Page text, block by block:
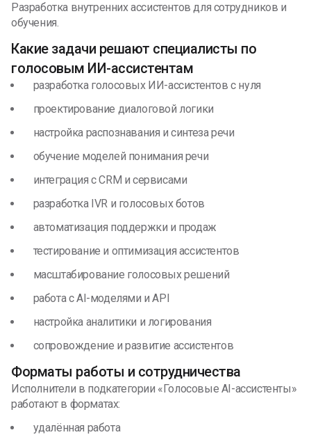
Разработка внутренних ассистентов для сотрудников и
обучения.
Какие задачи решают специалисты по
голосовым ИИ-ассистентам
разработка голосовых ИИ-ассистентов с нуля
проектирование диалоговой логики
настройка распознавания и синтеза речи
обучение моделей понимания речи
интеграция с CRM и сервисами
разработка IVR и голосовых ботов
автоматизация поддержки и продаж
тестирование и оптимизация ассистентов
масштабирование голосовых решений
работа с AI-моделями и API
настройка аналитики и логирования
сопровождение и развитие ассистентов
Форматы работы и сотрудничества
Исполнители в подкатегории «Голосовые AI -ассистенты»
работают в форматах:
удалённая работа